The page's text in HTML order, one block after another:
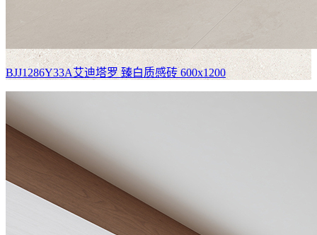
BJJ1286Y33A艾迪塔罗 臻白质感砖 600x1200